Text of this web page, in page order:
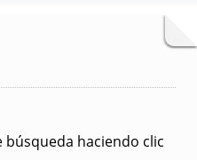
búsqueda haciendo clic